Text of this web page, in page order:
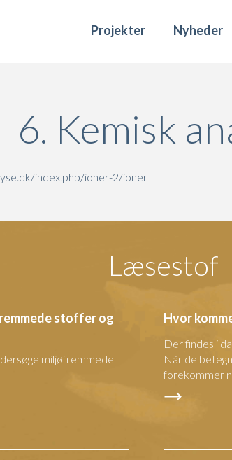
Projekter Nyheder
6. Kemisk
index.php/ioner-2/ioner
Læsestof
stoffer og
miljøfremmede
Hvor
Der findes i
Når de
forekommer